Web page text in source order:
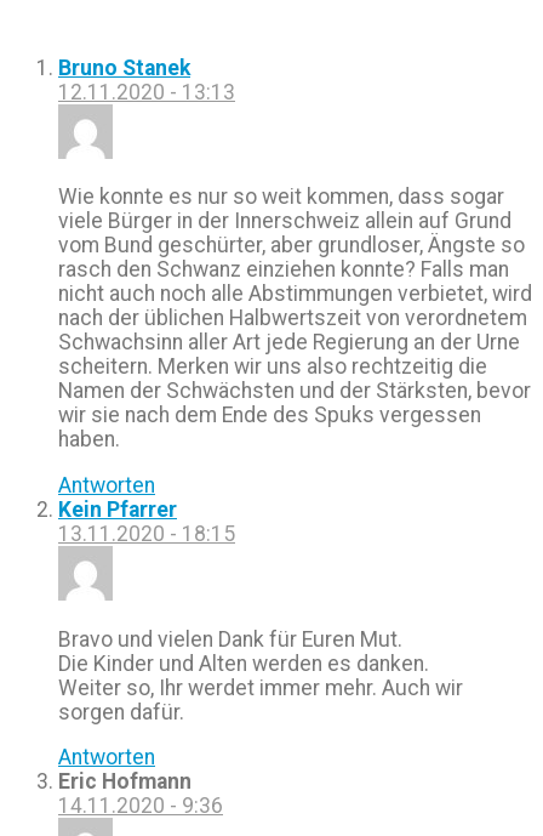
Bruno Stanek
12.11.2020 - 13:13
Wie konnte es nur so weit kommen, dass sogar
viele Bürger in der Innerschweiz allein auf Grund
vom Bund geschürter, aber grundloser, Ängste so
rasch den Schwanz einziehen konnte? Falls man
nicht auch noch alle Abstimmungen verbietet, wird
nach der üblichen Halbwertszeit von verordnetem
Schwachsinn aller Art jede Regierung an der Urne
scheitern. Merken wir uns also rechtzeitig die
Namen der Schwächsten und der Stärksten, bevor
wir sie nach dem Ende des Spuks vergessen
haben.
Antworten
Kein Pfarrer
13.11.2020 - 18:15
Bravo und vielen Dank für Euren Mut.
Die Kinder und Alten werden es danken.
Weiter so, Ihr werdet immer mehr. Auch wir
sorgen dafür.
Antworten
Eric Hofmann
14.11.2020 - 9:36